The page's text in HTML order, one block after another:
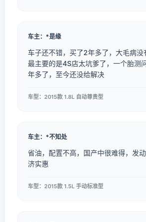
车主：*是缘
车子还不错，买了2年多了，大毛病没
最主要的是4S店太坑爹了，一个胎测
年多了，至今还没给解决
车型：2015款 1.8L 自动尊贵型
车主：*不知处
省油，配置不高，国产中很难得，发
济实惠
车型：2015款 1.5L 手动标准型